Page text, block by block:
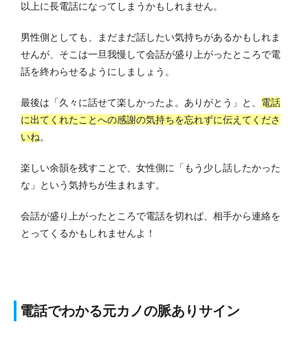
以上に長電話になってしまうかもしれません。
男性側としても、まだまだ話したい気持ちがあるかもしれま
せんが、そこは一旦我慢して会話が盛り上がったところで電
話を終わらせるようにしましょう。
最後は「久々に話せて楽しかったよ。ありがとう」と、 電話
に出てくれたことへの感謝の気持ちを忘れずに伝えてくださ
いね。
楽しい余韻を残すことで、女性側に「もう少し話したかった
な」という気持ちが生まれます。
会話が盛り上がったところで電話を切れば、相手から連絡を
とってくるかもしれませんよ！
電話でわかる元カノの脈ありサイン